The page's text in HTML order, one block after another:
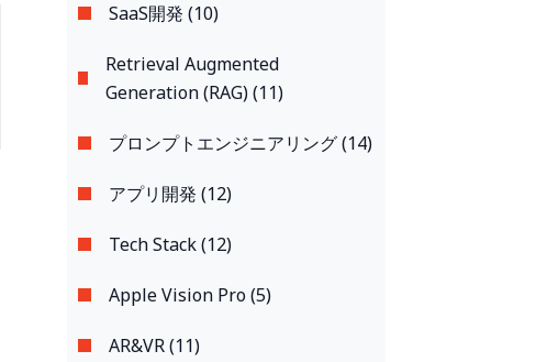
SaaS開発 (10)
Retrieval Augmented
Generation (RAG) (11)
プロンプトエンジニアリング (14)
アプリ開発 (12)
Tech Stack (12)
Apple Vision Pro (5)
AR&VR (11)